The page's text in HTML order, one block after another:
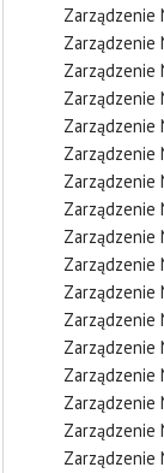
Zarządzenie
Zarządzenie
Zarządzenie
Zarządzenie
Zarządzenie
Zarządzenie
Zarządzenie
Zarządzenie
Zarządzenie
Zarządzenie
Zarządzenie
Zarządzenie
Zarządzenie
Zarządzenie
Zarządzenie
Zarządzenie
Zarządzenie